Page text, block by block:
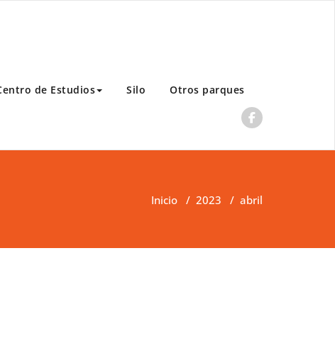
de Estudios Silo
Otros parques
Inicio / 2023 / abril